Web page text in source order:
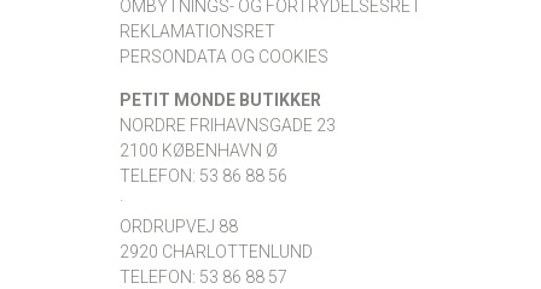
OMBYTNINGS- OG FORTRYDELSESRET
REKLAMATIONSRET
PERSONDATA OG COOKIES
PETIT MONDE BUTIKKER
NORDRE FRIHAVNSGADE 23
2100 KØBENHAVN Ø
TELEFON: 53 86 88 56
·
ORDRUPVEJ 88
2920 CHARLOTTENLUND
TELEFON: 53 86 88 57